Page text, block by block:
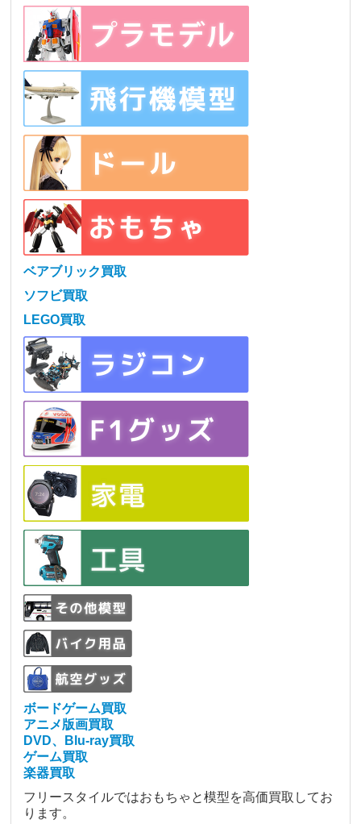
ベアブリック買取
ソフビ買取
LEGO買取
ボードゲーム買取
アニメ版画買取
DVD、Blu-ray買取
ゲーム買取
楽器買取
フリースタイルではおもちゃと模型を高価買取してお
ります。